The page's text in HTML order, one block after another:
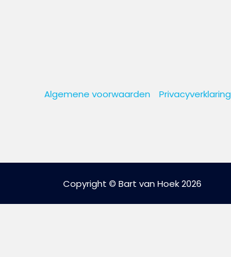
Algemene voorwaarden Privacyverklaring
Copyright © Bart van Hoek 2026